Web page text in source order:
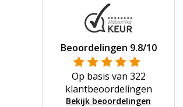
Beoordelingen 9.8/10
Op basis van 322
klantbeoordelingen
Bekijk beoordelingen